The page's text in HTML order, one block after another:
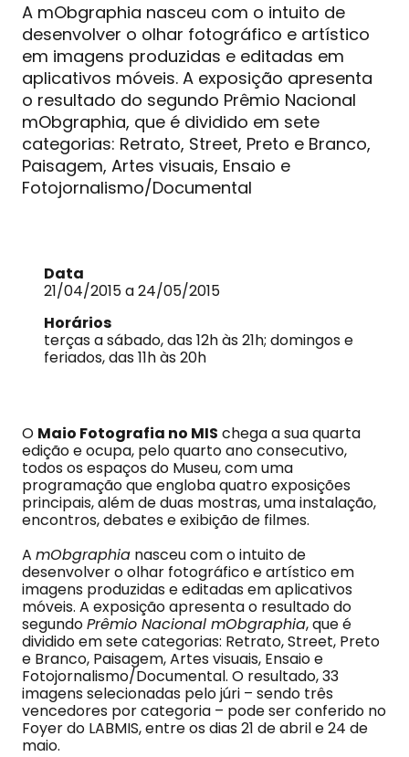
A mObgraphia nasceu com o intuito de
desenvolver o olhar fotográfico e artístico
em imagens produzidas e editadas em
aplicativos móveis. A exposição apresenta
o resultado do segundo Prêmio Nacional
mObgraphia, que é dividido em sete
categorias: Retrato, Street, Preto e Branco,
Paisagem, Artes visuais, Ensaio e
Fotojornalismo/Documental
Data
21/04/2015 a 24/05/2015
Horários
terças a sábado, das 12h às 21h; domingos e
feriados, das 11h às 20h
O Maio Fotografia no MIS chega a sua quarta
edição e ocupa, pelo quarto ano consecutivo,
todos os espaços do Museu, com uma
programação que engloba quatro exposições
principais, além de duas mostras, uma instalação,
encontros, debates e exibição de filmes.
A mObgraphia nasceu com o intuito de
desenvolver o olhar fotográfico e artístico em
imagens produzidas e editadas em aplicativos
móveis. A exposição apresenta o resultado do
segundoPrêmio Nacional mObgraphia, que é
dividido em sete categorias: Retrato, Street, Preto
e Branco, Paisagem, Artes visuais, Ensaio e
Fotojornalismo/Documental. O resultado, 33
imagens selecionadas pelo júri – sendo três
vencedores por categoria – pode ser conferido no
Foyer do LABMIS, entre os dias 21 de abril e 24 de
maio.